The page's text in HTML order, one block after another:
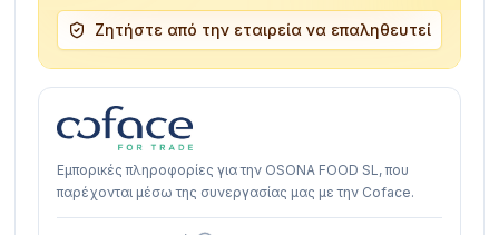
Ζητήστε από την εταιρεία να επαληθευτεί
Εμπορικές πληροφορίες για την OSONA FOOD SL, που
παρέχονται μέσω της συνεργασίας μας με την Coface.